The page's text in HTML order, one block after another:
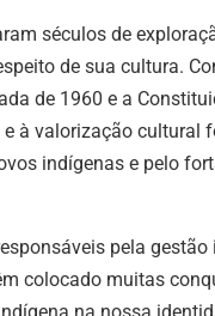
séculos de
de sua cultura.
de 1960 e a
à valorização cultural
indígenas e pelo
pela
colocado muitas
na nossa